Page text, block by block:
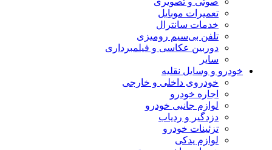
تعمیرات موبایل
خدمات سانترال
تلفن بی‌سیم رومیزی
دوربین عکاسی و فیلمبرداری
سایر
خودرو و وسایل نقلیه
خودروی داخلی و خارجی
اجاره خودرو
لوازم جانبی خودرو
دزدگیر و ردیاب
تزئینات خودرو
لوازم یدکی